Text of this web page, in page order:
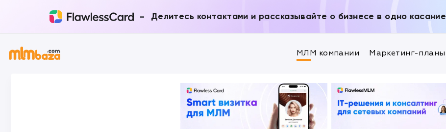
- Делитесь контактами и рассказывайте о бизнесе в одно касание
МЛМ компании Маркетинг-планы